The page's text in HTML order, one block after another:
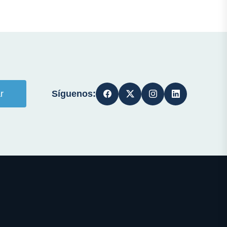
Síguenos: